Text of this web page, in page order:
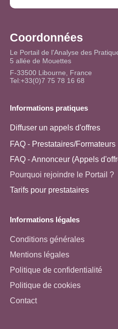
Coordonnées
Le Portail de l'Analyse des
5 allée de Mouettes
F-33500 Libourne, France
Tel:+33(0)7 75 78 16 68
Informations pratiques
Diffuser un appels d'offres
FAQ - Prestataires/Formateurs
FAQ - Annonceur (Appels
Pourquoi rejoindre le Portail ?
Tarifs pour prestataires
Informations légales
Conditions générales
Mentions légales
Politique de confidentialité
Politique de cookies
Contact